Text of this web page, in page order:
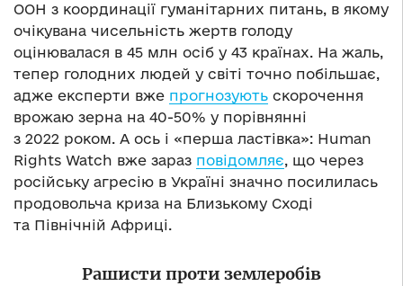
ООН з координації гуманітарних питань, в якому
очікувана чисельність жертв голоду
оцінювалася в 45 млн осіб у 43 країнах. На жаль,
тепер голодних людей у світі точно побільшає,
адже експерти вже прогнозують скорочення
врожаю зерна на 40-50% у порівнянні
з 2022 роком. А ось і «перша ластівка»: Human
Rights Watch вже зараз повідомляє, що через
російську агресію в Україні значно посилилась
продовольча криза на Близькому Сході
та Північній Африці.
Рашисти проти землеробів